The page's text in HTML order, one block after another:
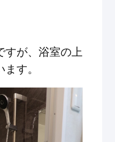
すが、浴室の上
す。